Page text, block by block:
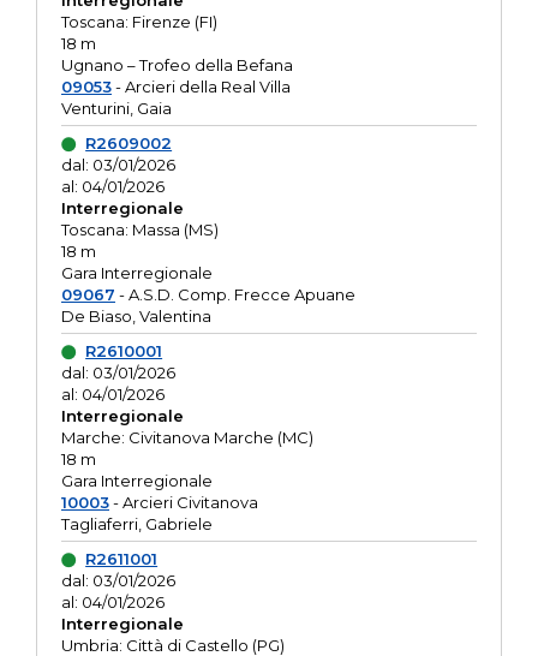
Toscana: Firenze (FI)
18 m
Ugnano – Trofeo della Befana
09053- Arcieri della Real Villa
Venturini, Gaia
R2609002
dal: 03/01/2026
al: 04/01/2026
Interregionale
Toscana: Massa (MS)
18 m
Gara Interregionale
09067 - A.S.D. Comp. Frecce Apuane
De Biaso, Valentina
R2610001
dal: 03/01/2026
al: 04/01/2026
Interregionale
Marche: Civitanova Marche (MC)
18 m
Gara Interregionale
10003- Arcieri Civitanova
Tagliaferri, Gabriele
R2611001
dal: 03/01/2026
al: 04/01/2026
Interregionale
Umbria: Città di Castello (PG)